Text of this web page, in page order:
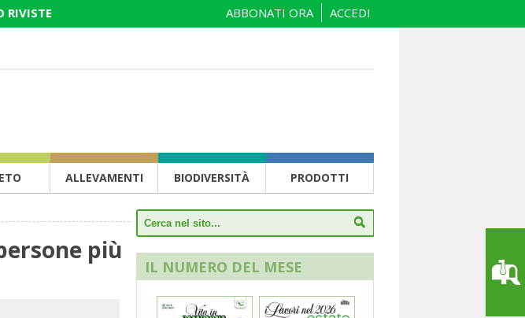
RIVISTE ACCEDI
ABBONATI ORA
ALLEVAMENTI BIODIVERSITÀ PRODOTTI
più
IL NUMERO DEL MESE